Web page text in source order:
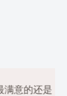
意的还是